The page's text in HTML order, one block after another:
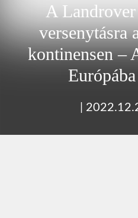
A Landrover
versenytásra
kontinensen –